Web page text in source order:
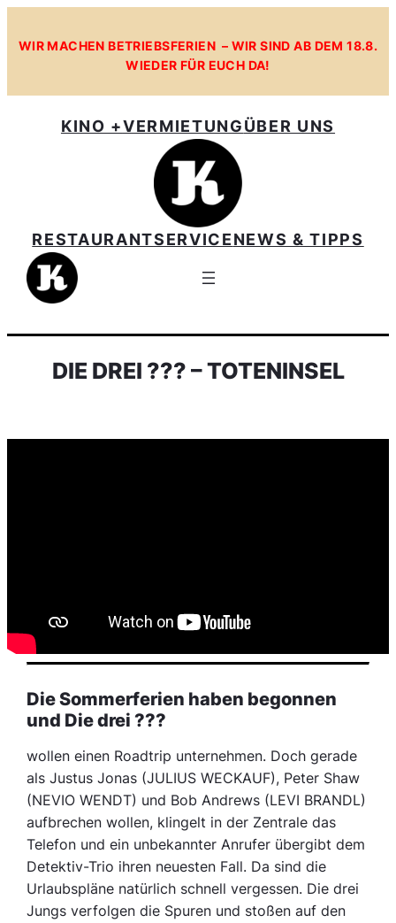
WIR MACHEN BETRIEBSFERIEN – WIR SIND AB DEM 18.8.
WIEDER FÜR EUCH DA!
KINO +VERMIETUNGÜBER UNS
RESTAURANTSERVICENEWS & TIPPS
DIE DREI ??? – TOTENINSEL
Die Sommerferien haben begonnen
und Die drei ???
wollen einen Roadtrip unternehmen. Doch gerade
als Justus Jonas (JULIUS WECKAUF), Peter Shaw
(NEVIO WENDT) und Bob Andrews (LEVI BRANDL)
aufbrechen wollen, klingelt in der Zentrale das
Telefon und ein unbekannter Anrufer übergibt dem
Detektiv-Trio ihren neuesten Fall. Da sind die
Urlaubspläne natürlich schnell vergessen. Die drei
Jungs verfolgen die Spuren und stoßen auf den